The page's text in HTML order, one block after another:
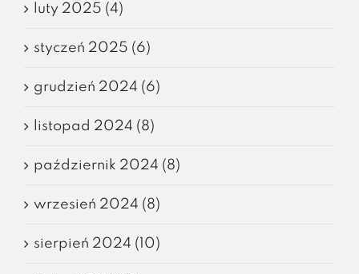
luty 2025 (4)
styczeń 2025 (6)
grudzień 2024 (6)
listopad 2024 (8)
październik 2024 (8)
wrzesień 2024 (8)
sierpień 2024 (10)